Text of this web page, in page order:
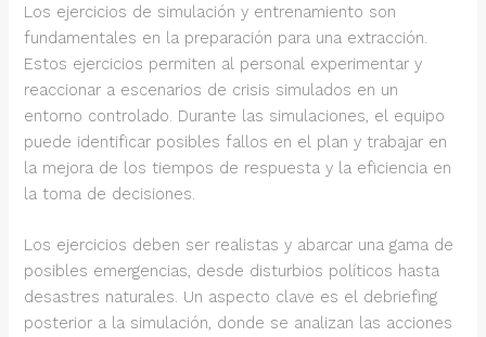
Los ejercicios de simulación y entrenamiento son
fundamentales en la preparación para una extracción.
Estos ejercicios permiten al personal experimentar y
reaccionar a escenarios de crisis simulados en un
entorno controlado. Durante las simulaciones, el equipo
puede identificar posibles fallos en el plan y trabajar en
la mejora de los tiempos de respuesta y la eficiencia en
la toma de decisiones.
Los ejercicios deben ser realistas y abarcar una gama de
posibles emergencias, desde disturbios políticos hasta
desastres naturales. Un aspecto clave es el debriefing
posterior a la simulación, donde se analizan las acciones